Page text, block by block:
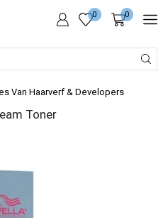
0 0
Van Haarverf & Developers
Toner